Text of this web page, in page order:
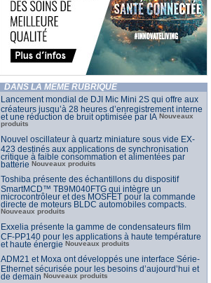
DANS LA MÊME RUBRIQUE
Lancement mondial de DJI Mic Mini 2S qui offre aux
créateurs jusqu’à 28 heures d’enregistrement interne
et une réduction de bruit optimisée par IA Nouveaux
produits
Nouvel oscillateur à quartz miniature sous vide EX-
423 destinés aux applications de synchronisation
critique à faible consommation et alimentées par
batterie Nouveaux produits
Toshiba présente des échantillons du dispositif
SmartMCD™ TB9M040FTG qui intègre un
microcontrôleur et des MOSFET pour la commande
directe de moteurs BLDC automobiles compacts.
Nouveaux produits
Exxelia présente la gamme de condensateurs film
CF-PP140 pour les applications à haute température
et haute énergie Nouveaux produits
ADM21 et Moxa ont développés une interface Série-
Ethernet sécurisée pour les besoins d’aujourd’hui et
de demain Nouveaux produits